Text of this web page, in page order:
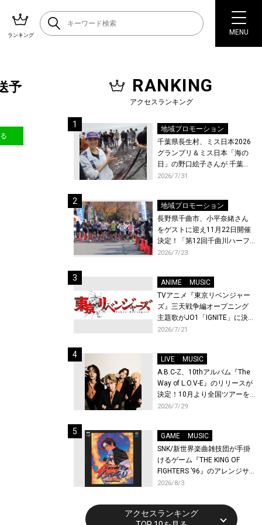
ランキング MENU
予 RANKING
アクセスランキング
地域プロモーション
千葉県長生村、ミス日本2026
グランプリ＆ミス日本「海の
日」の野口絵子さんが 千葉県
唯一の村・長生村で地引網を
2026/7/31
地域プロモーション
長野県千曲市、小平奈緒さん
をゲストに迎え11月22日開催
決定！「第12回千曲川ハーフ
マラソン」エントリー受付開
2026/7/23
ANIME
MUSIC
TVアニメ『東京リベンジャー
ズ』三天戦争編オープニング
主題歌がJO1「IGNITE」に決
定！メンバー全員から喜びと
先行上映会を開催！
2026/7/21
LIVE
MUSIC
A.B.C-Z、10thアルバム『The
Way of L.O.V-E』のリリースが
決定！10月より全国ツアーを
開催！
2026/7/29
GAME
MUSIC
SNK/新世界楽曲雑技団が手掛
けるゲーム『THE KING OF
FIGHTERS ’96』のアレンジサ
ウンドトラックが配信開始！
2026/8/3
アクセスランキング